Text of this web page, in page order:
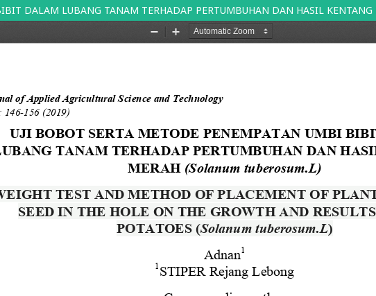
DALAM LUBANG TANAM TERHADAP PERTUMBUHAN DAN HASIL